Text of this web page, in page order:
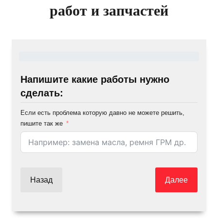
работ и запчастей
Напишите какие работы нужно
сделать:
Если есть проблема которую давно не можете решить,
пишите так же
Назад Далее